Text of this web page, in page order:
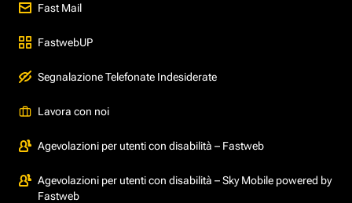
Fast Mail
FastwebUP
Segnalazione Telefonate Indesiderate
Lavora con noi
Agevolazioni per utenti con disabilità – Fastweb
Agevolazioni per utenti con disabilità – Sky Mobile powered by
Fastweb